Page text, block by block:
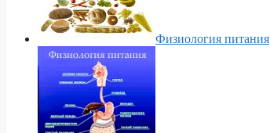
Физиология питания